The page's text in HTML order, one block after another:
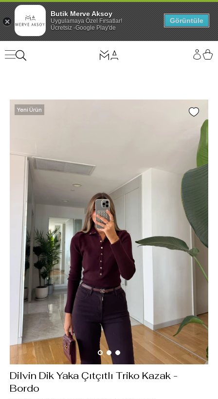
Yeni Ürün
Dilvin Dik Yaka Çıtçıtlı Triko Kazak -
Bordo
Butik Merve Aksoy
Uygulamaya Özel Fırsatlar!
Ücretsiz -Google Play'de
Görüntüle